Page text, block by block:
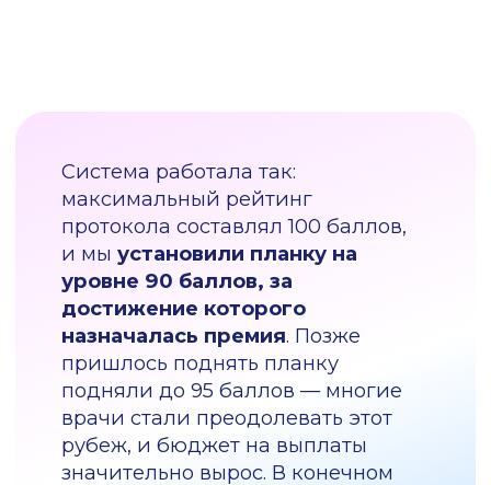
только 18 млн. рублей. У нас не было
охватывают клинические рекомендации.
Клинико-экспертная работа проводилась,
но не было единого сервиса, который
показал бы в цифрах, насколько это
эффективно.
Тогда мы решили внедрить сервис
СППВР, но столкнулись с сопротивлением
со стороны врачей. Часть из них
утверждали, что и так хорошо знают
клинические рекомендации, и им не
нужна система с подсказками. Благодаря
статистике сервиса мы построили
рейтинг врачей по показателю
использования
— кто назначает пациенту
исследования самостоятельно, а кто
используя сервис.